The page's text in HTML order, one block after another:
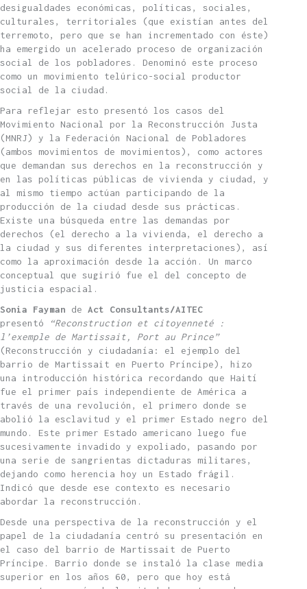
desigualdades económicas, políticas, sociales,
culturales, territoriales (que existían antes del
terremoto, pero que se han incrementado con éste)
ha emergido un acelerado proceso de organización
social de los pobladores. Denominó este proceso
como un movimiento telúrico-social productor
social de la ciudad.
Para reflejar esto presentó los casos del
Movimiento Nacional por la Reconstrucción Justa
(MNRJ) y la Federación Nacional de Pobladores
(ambos movimientos de movimientos), como actores
que demandan sus derechos en la reconstrucción y
en las políticas públicas de vivienda y ciudad, y
al mismo tiempo actúan participando de la
producción de la ciudad desde sus prácticas.
Existe una búsqueda entre las demandas por
derechos (el derecho a la vivienda, el derecho a
la ciudad y sus diferentes interpretaciones), así
como la aproximación desde la acción. Un marco
conceptual que sugirió fue el del concepto de
justicia espacial.
Sonia Fayman de Act Consultants/AITEC
presentó
“Reconstruction et citoyenneté :
l’exemple de Martissait, Port au Prince”
(Reconstrucción y ciudadanía: el ejemplo del
barrio de Martissait en Puerto Príncipe), hizo
una introducción histórica recordando que Haití
fue el primer país independiente de América a
través de una revolución, el primero donde se
abolió la esclavitud y el primer Estado negro del
mundo. Este primer Estado americano luego fue
sucesivamente invadido y expoliado, pasando por
una serie de sangrientas dictaduras militares,
dejando como herencia hoy un Estado frágil.
Indicó que desde ese contexto es necesario
abordar la reconstrucción.
Desde una perspectiva de la reconstrucción y el
papel de la ciudadanía centró su presentación en
el caso del barrio de Martissait de Puerto
Príncipe. Barrio donde se instaló la clase media
superior en los años 60, pero que hoy está